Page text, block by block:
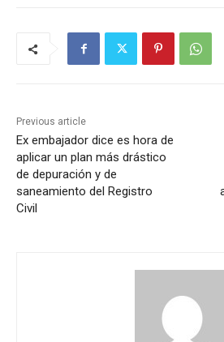
Previous article
Ex embajador dice es hora de
aplicar un plan más drástico
de depuración y de
saneamiento del Registro
Civil